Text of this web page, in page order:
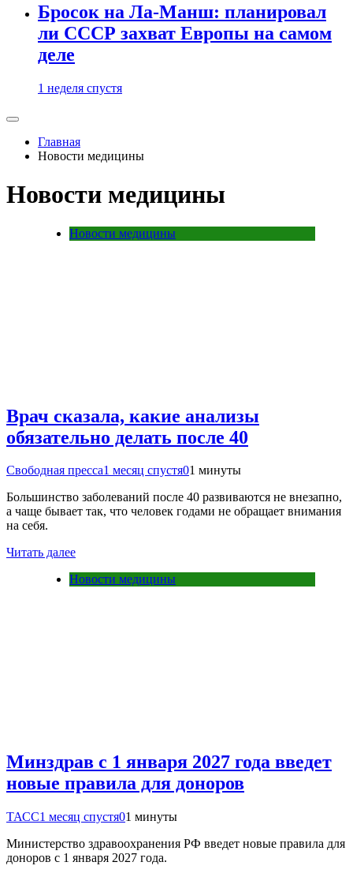
Бросок на Ла-Манш: планировал
ли СССР захват Европы на самом
деле
1 неделя спустя
Главная
Новости медицины
Новости медицины
Новости медицины
Врач сказала, какие анализы
обязательно делать после 40
Свободная пресса1 месяц спустя01 минуты
Большинство заболеваний после 40 развиваются не внезапно,
а чаще бывает так, что человек годами не обращает внимания
на себя.
Читать далее
Новости медицины
Минздрав с 1 января 2027 года введет
новые правила для доноров
ТАСС1 месяц спустя01 минуты
Министерство здравоохранения РФ введет новые правила для
доноров с 1 января 2027 года.